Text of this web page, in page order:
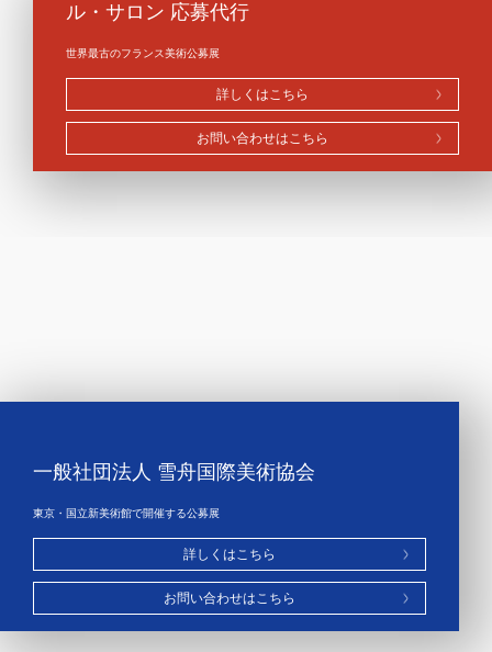
ル・サロン 応募代行
世界最古のフランス美術公募展
詳しくはこちら
お問い合わせはこちら
一般社団法人 雪舟国際美術協会
東京・国立新美術館で開催する公募展
詳しくはこちら
お問い合わせはこちら